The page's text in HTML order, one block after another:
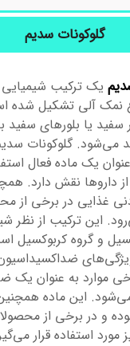
گلوکونات سدیم
یک ترکیب شیمیایی
آلی تشکیل شده
یا بلورهای سفید به
می‌شود. گلوکونات
یک ماده فعال
داروها نقش دارد.
غذایی در برخی از
این ترکیب از نظر
و گروه کربوکسیل
ضد‌اکسیداسیون
به عنوان یک
این ماده همچنین
و در برخی از
استفاده قرار می‌گیرد.